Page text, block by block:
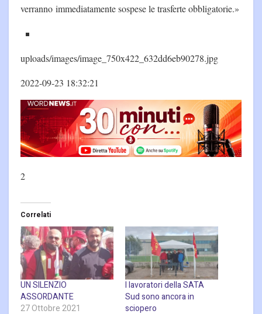
verranno immediatamente sospese le trasferte obbligatorie.»
uploads/images/image_750x422_632dd6eb90278.jpg
2022-09-23 18:32:21
2
Correlati
UN SILENZIO
ASSORDANTE
27 Ottobre 2021
I lavoratori della SATA
Sud sono ancora in
sciopero